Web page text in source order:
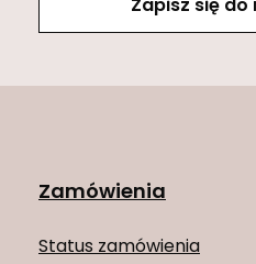
Zapisz się
Zamówienia
Status zamówienia